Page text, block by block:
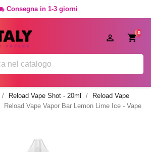
Consegna in 1-3 giorni
0

Reload Vape Shot - 20ml
Reload Vape
Reload Vape Vapor Bar Lemon Lime Ice - Vape